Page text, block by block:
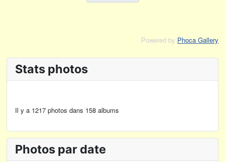
Stats photos
Il y a 1217 photos dans 158 albums
Photos par date
Powered by Phoca Gallery